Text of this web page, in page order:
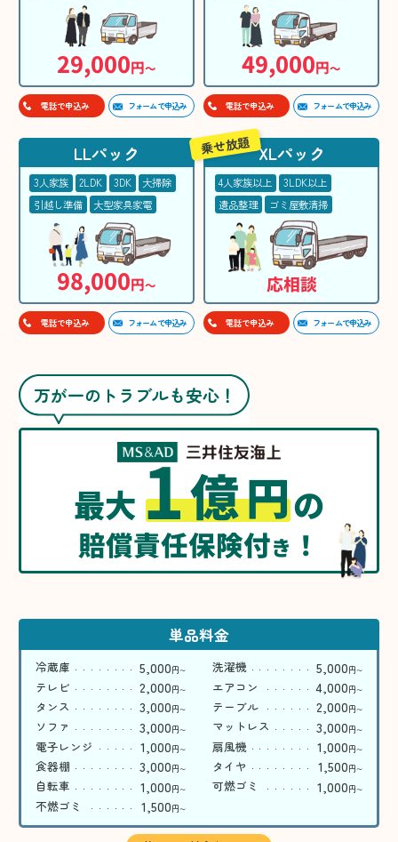
29,000円〜
電話で申込み フォームで申込み
49,000円〜
電話で申込み フォームで申込み
LLパック
3人家族 2LDK 3DK
大掃除
引越し準備
大型家具家電
98,000円〜
電話で申込み フォームで申込み
XLパック
4人家族以上
3LDK以上
遺品整理
ゴミ屋敷清掃
応相談
乗せ放題
電話で申込み フォームで申込み
万が一のトラブルも安心！
最大1億円の
賠償責任保険付き ！
単品料金
冷蔵庫 5,000円〜 洗濯機 5,000円〜
テレビ 2,000円〜 エアコン 4,000円〜
タンス 3,000円〜 テーブル 2,000円〜
ソファ 3,000円〜 マットレス 3,000円〜
電子レンジ 1,000円〜 扇風機 1,000円〜
食器棚 3,000円〜 タイヤ 1,500円〜
自転車 1,000円〜 可燃ゴミ 1,000円〜
不燃ゴミ 1,500円〜